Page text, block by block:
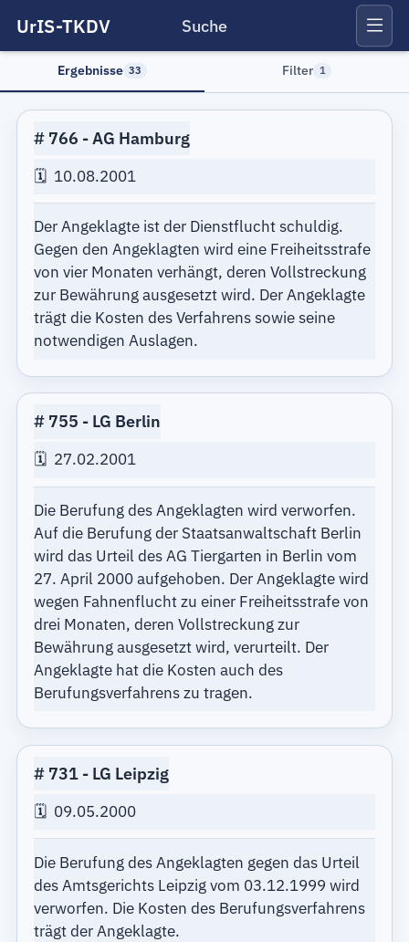
UrIS-TKDV Suche
Ergebnisse 33 Filter 1
766 AG Hamburg
10.08.2001
Der Angeklagte ist der Dienstflucht schuldig.
Gegen den Angeklagten wird eine Freiheitsstrafe
von vier Monaten verhängt, deren Vollstreckung
zur Bewährung ausgesetzt wird. Der Angeklagte
trägt die Kosten des Verfahrens sowie seine
notwendigen Auslagen.
755 LG Berlin
27.02.2001
Die Berufung des Angeklagten wird verworfen.
Auf die Berufung der Staatsanwaltschaft Berlin
wird das Urteil des AG Tiergarten in Berlin vom
27. April 2000 aufgehoben. Der Angeklagte wird
wegen Fahnenflucht zu einer Freiheitsstrafe von
drei Monaten, deren Vollstreckung zur
Bewährung ausgesetzt wird, verurteilt. Der
Angeklagte hat die Kosten auch des
Berufungsverfahrens zu tragen.
731 LG Leipzig
09.05.2000
Die Berufung des Angeklagten gegen das Urteil
des Amtsgerichts Leipzig vom 03.12.1999 wird
verworfen. Die Kosten des Berufungsverfahrens
trägt der Angeklagte.